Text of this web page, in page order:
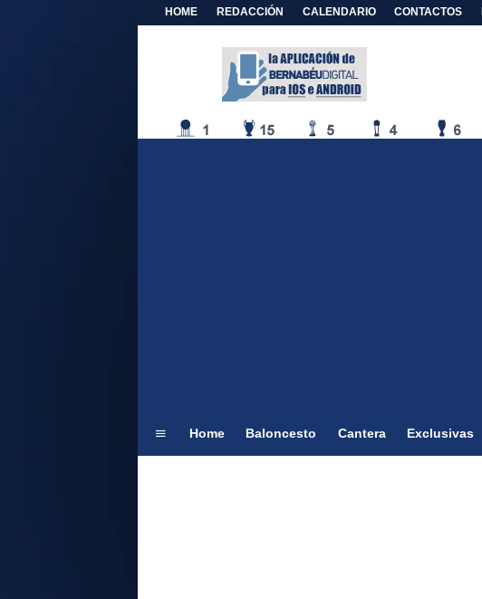
HOME REDACCIÓN CALENDARIO CONTACTOS
Home Baloncesto Cantera Exclusivas